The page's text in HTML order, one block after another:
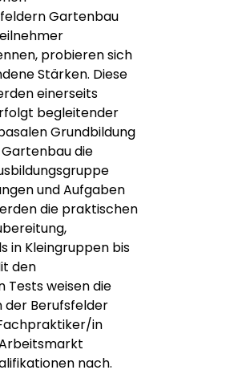
Gartenbau
probieren sich
Stärken. Diese
einerseits
begleitender
Grundbildung
die
und Aufgaben
die praktischen
in Kleingruppen bis
den
weisen die
der Berufsfelder
in
nach.